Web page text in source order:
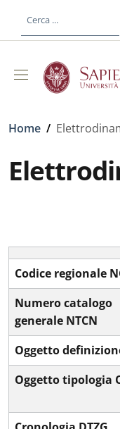
al contenuto
Briciole di pane
Home /
Codice regionale
Numero catalogo
generale NTCN
Oggetto
Oggetto tipologia